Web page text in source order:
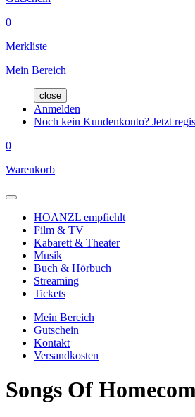
0
Merkliste
Mein Bereich
close
Anmelden
Noch kein Kundenkonto? Jetzt
0
Warenkorb
HOANZL empfiehlt
Film & TV
Kabarett & Theater
Musik
Buch & Hörbuch
Streaming
Tickets
Mein Bereich
Gutschein
Kontakt
Versandkosten
Songs Of